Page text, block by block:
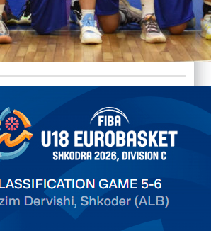
FIBA U18 EuroBasket 2026,